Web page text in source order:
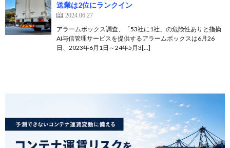
送業は2位にランクイン
2024.06.27
アラームボックス調査、「53社に1社」の危険性ありと指摘
AI与信管理サービスを提供するアラームボックスは6月26
日、2023年6月1日～24年5月3[…]